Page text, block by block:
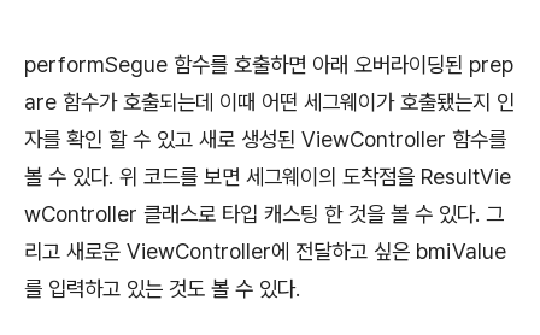
performSegue 함수를 호출하면 아래 오버라이딩된 prep
are 함수가 호출되는데 이때 어떤 세그웨이가 호출됐는지 인
자를 확인 할 수 있고 새로 생성된 ViewController 함수를
볼 수 있다. 위 코드를 보면 세그웨이의 도착점을 ResultVie
wController 클래스로 타입 캐스팅 한 것을 볼 수 있다. 그
리고 새로운 ViewController에 전달하고 싶은 bmiValue
를 입력하고 있는 것도 볼 수 있다.